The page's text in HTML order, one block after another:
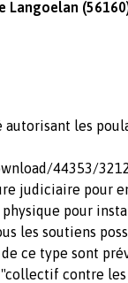
Langoelan
autorisant les
44353/
judiciaire pour
pour
les soutiens
ce type sont
contre